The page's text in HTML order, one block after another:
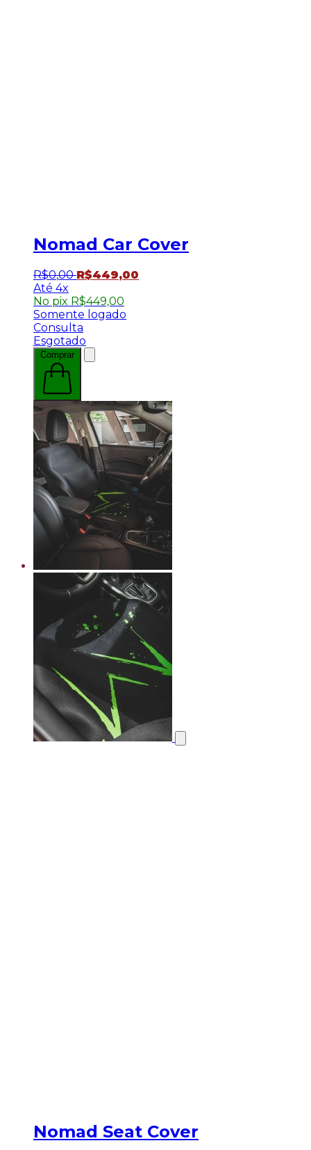
Nomad Car Cover
R$0,00 R$449,00
4x
No pix R$449,00
Somente logado
Consulta
Esgotado
Comprar
Nomad Seat Cover